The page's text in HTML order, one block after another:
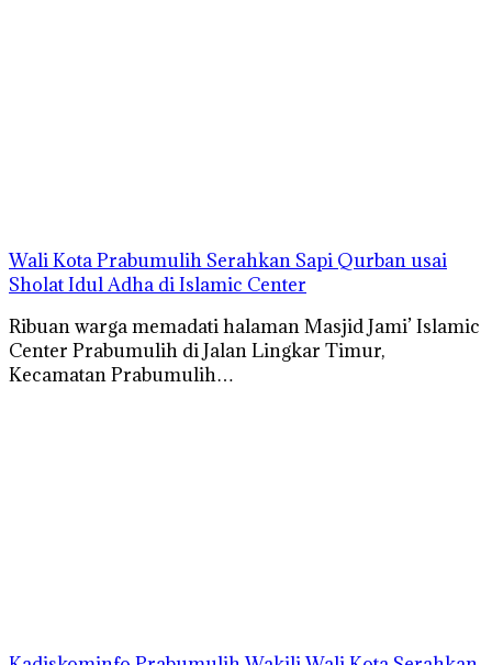
Wali Kota Prabumulih Serahkan Sapi Qurban usai
Sholat Idul Adha di Islamic Center
Ribuan warga memadati halaman Masjid Jami’ Islamic
Center Prabumulih di Jalan Lingkar Timur,
Kecamatan Prabumulih…